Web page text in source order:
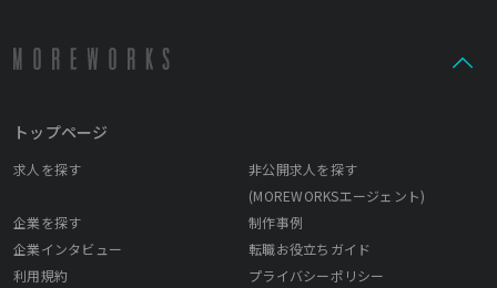
トップページ
求人を探す
非公開求人を探す
(MOREWORKSエージェント)
企業を探す
制作事例
企業インタビュー
転職お役立ちガイド
利用規約
プライバシーポリシー